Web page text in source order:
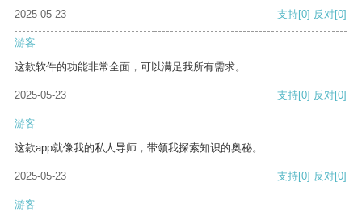
2025-05-23
支持[0] 反对[0]
游客
这款软件的功能非常全面，可以满足我所有需求。
2025-05-23 支持[0] 反对[0]
游客
这款app就像我的私人导师，带领我探索知识的奥秘。
2025-05-23 支持[0] 反对[0]
游客